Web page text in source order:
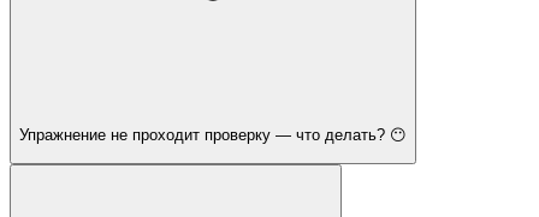
Упражнение не проходит проверку — что делать? 😶